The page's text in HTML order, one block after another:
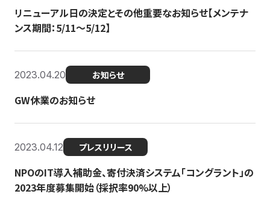
リニューアル日の決定とその他重要なお知らせ【メンテナ
ンス期間：5/11～5/12】
2023.04.20 お知らせ
GW休業のお知らせ
2023.04.12 プレスリリース
NPOのIT導入補助金、寄付決済システム「コングラント」の
2023年度募集開始（採択率90%以上）